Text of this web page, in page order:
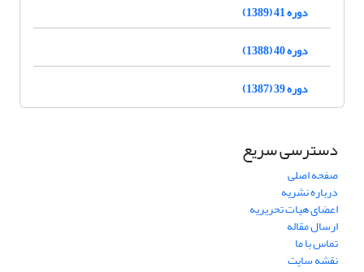
دوره 41 (1389)
دوره 40 (1388)
دوره 39 (1387)
دسترسی سریع
صفحه اصلی
درباره نشریه
اعضای هیات تحریریه
ارسال مقاله
تماس با ما
نقشه سایت